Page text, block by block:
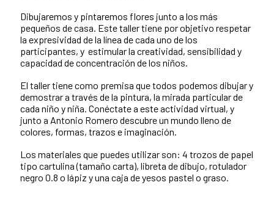
Dibujaremos y pintaremos flores junto a los más
pequeños de casa. Este taller tiene por objetivo respetar
la expresividad de la línea de cada uno de los
participantes, y estimular la creatividad, sensibilidad y
capacidad de concentración de los niños.
El taller tiene como premisa que todos podemos dibujar y
demostrar a través de la pintura, la mirada particular de
cada niño y niña. Conéctate a este actividad virtual, y
junto a Antonio Romero descubre un mundo lleno de
colores, formas, trazos e imaginación.
Los materiales que puedes utilizar son: 4 trozos de papel
tipo cartulina (tamaño carta), libreta de dibujo, rotulador
negro 0.8 o lápiz y una caja de yesos pastel o graso.